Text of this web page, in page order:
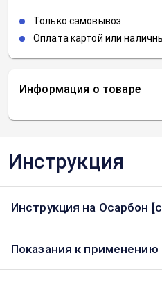
Информация о товаре
Только самовывоз
Оплата картой или
Инструкция
Инструкция на Осарбон
Показания к применению